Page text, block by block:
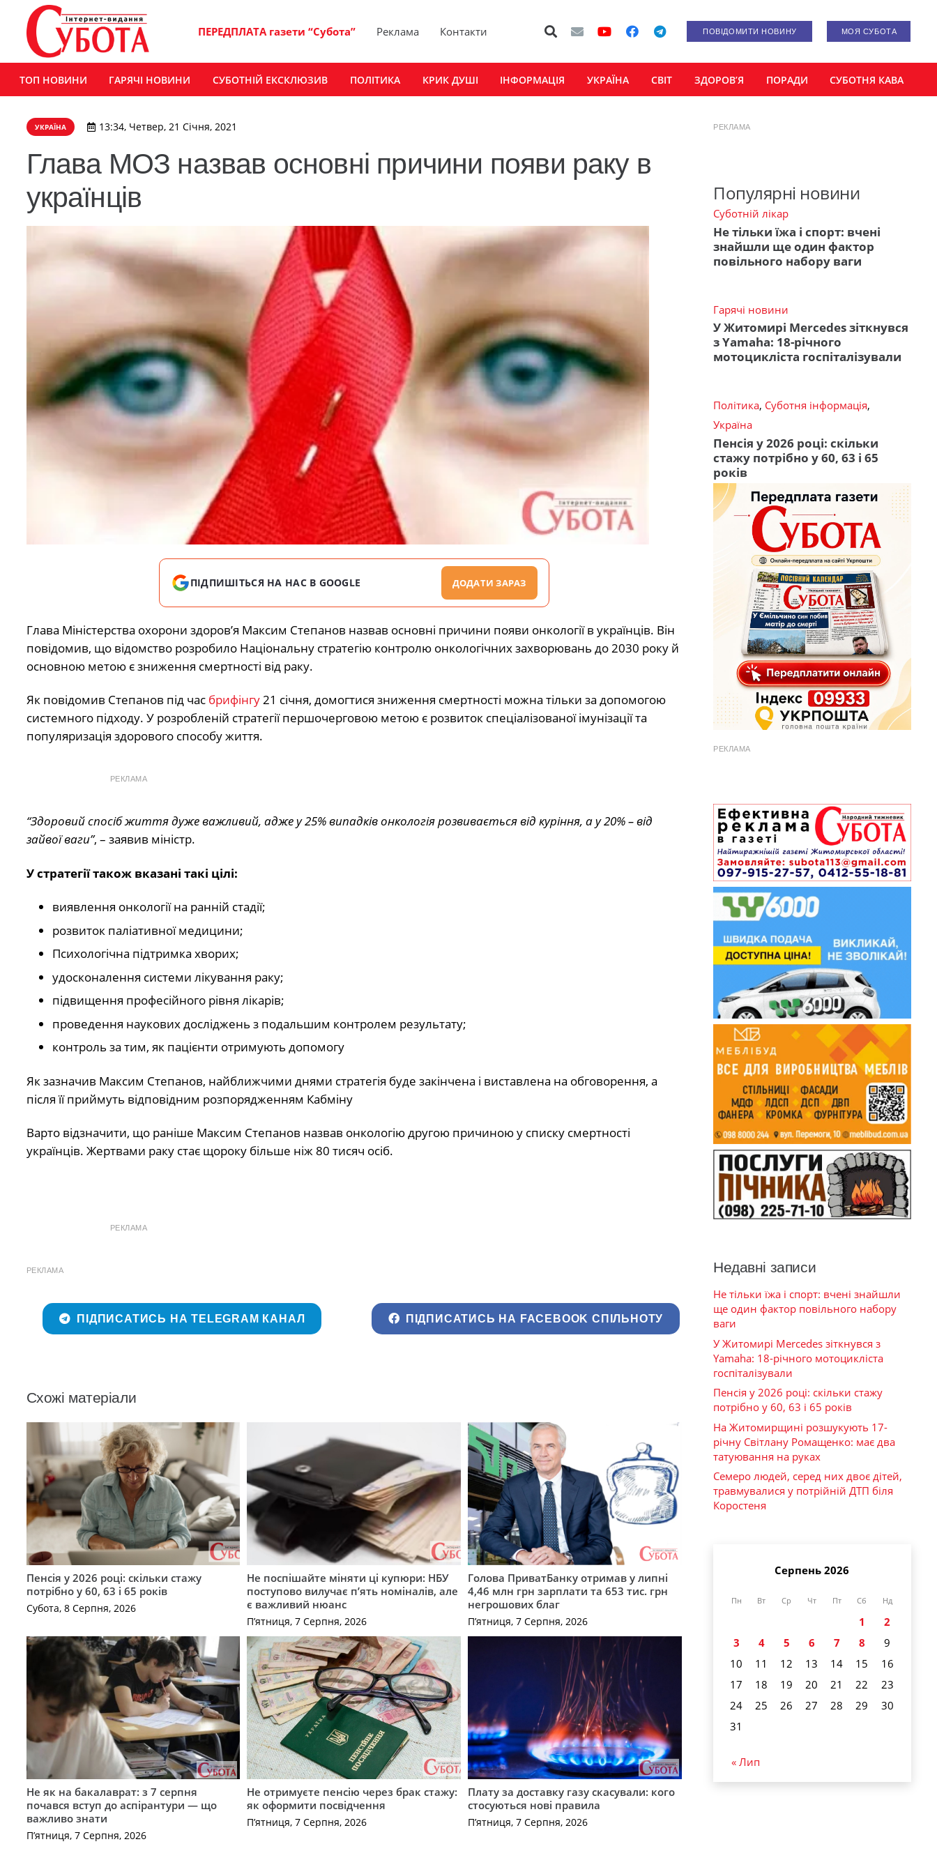
ПЕРЕДПЛАТА газети “Субота” Реклама Контакти ПОВІДОМИТИ НОВИНУ МОЯ СУБОТА
ТОП НОВИНИ ГАРЯЧІ НОВИНИ СУБОТНІЙ ЕКСКЛЮЗИВ ПОЛІТИКА КРИК ДУШІ ІНФОРМАЦІЯ УКРАЇНА СВІТ ЗДОРОВ’Я ПОРАДИ СУБОТНЯ КАВА
УКРАЇНА 13:34, Четвер, 21 Січня, 2021
Глава МОЗ назвав основні причини появи раку в
українців
ПІДПИШІТЬСЯ НА НАС В GOOGLE ДОДАТИ ЗАРАЗ
Глава Міністерства охорони здоров’я Максим Степанов назвав основні причини появи онкології в українців. Він
повідомив, що відомство розробило Національну стратегію контролю онкологічних захворювань до 2030 року й
основною метою є зниження смертності від раку.
Як повідомив Степанов під час брифінгу21 січня, домогтися зниження смертності можна тільки за допомогою
системного підходу. У розробленій стратегії першочерговою метою є розвиток спеціалізованої імунізації та
популяризація здорового способу життя.
РЕКЛАМА
“Здоровий спосіб життя дуже важливий, адже у 25% випадків онкологія розвивається від куріння, а у 20% – від
зайвої ваги”, – заявив міністр.
У стратегії також вказані такі цілі:
виявлення онкології на ранній стадії;
розвиток паліативної медицини;
Психологічна підтримка хворих;
удосконалення системи лікування раку;
підвищення професійного рівня лікарів;
проведення наукових досліджень з подальшим контролем результату;
контроль за тим, як пацієнти отримують допомогу
Як зазначив Максим Степанов, найближчими днями стратегія буде закінчена і виставлена на обговорення, а
після її приймуть відповідним розпорядженням Кабміну
Варто відзначити, що раніше Максим Степанов назвав онкологію другою причиною у списку смертності
українців. Жертвами раку стає щороку більше ніж 80 тисяч осіб.
РЕКЛАМА
РЕКЛАМА
ПІДПИСАТИСЬ НА TELEGRAM КАНАЛ ПІДПИСАТИСЬ НА FACEBOOK СПІЛЬНОТУ
Схожі матеріали
Пенсія у 2026 році: скільки стажу
потрібно у 60, 63 і 65 років
Субота, 8 Серпня, 2026
Не поспішайте міняти ці купюри: НБУ
поступово вилучає п’ять номіналів, але
є важливий нюанс
П’ятниця, 7 Серпня, 2026
Голова ПриватБанку отримав у липні
4,46 млн грн зарплати та 653 тис. грн
негрошових благ
П’ятниця, 7 Серпня, 2026
Не як на бакалаврат: з 7 серпня
почався вступ до аспірантури — що
важливо знати
П’ятниця, 7 Серпня, 2026
Не отримуєте пенсію через брак стажу:
як оформити посвідчення
П’ятниця, 7 Серпня, 2026
Плату за доставку газу скасували: кого
стосуються нові правила
П’ятниця, 7 Серпня, 2026
РЕКЛАМА
Популярні новини
Суботній лікар
Не тільки їжа і спорт: вчені
знайшли ще один фактор
повільного набору ваги
Гарячі новини
У Житомирі Mercedes зіткнувся
з Yamaha: 18-річного
мотоцикліста госпіталізували
Політика, Суботня інформація,
Україна
Пенсія у 2026 році: скільки
стажу потрібно у 60, 63 і 65
років
РЕКЛАМА
Недавні записи
Не тільки їжа і спорт: вчені знайшли
ще один фактор повільного набору
ваги
У Житомирі Mercedes зіткнувся з
Yamaha: 18-річного мотоцикліста
госпіталізували
Пенсія у 2026 році: скільки стажу
потрібно у 60, 63 і 65 років
На Житомирщині розшукують 17-
річну Світлану Ромащенко: має два
татуювання на руках
Семеро людей, серед них двоє дітей,
травмувалися у потрійній ДТП біля
Коростеня
Серпень 2026
Пн Вт Ср Чт Пт Сб Нд
1
2
3
4 5 6 7 8
9
10
11 12 13 14 15
16
17
18 19 20 21 22
23
24
25 26 27 28 29
30
31
« Лип